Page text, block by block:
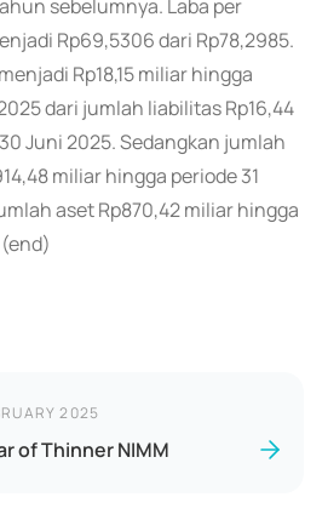
sebelumnya. Laba per
Rp69,5306 dari Rp78,2985.
Rp18,15 miliar hingga
dari jumlah liabilitas Rp16,44
Juni 2025. Sedangkan jumlah
miliar hingga periode 31
aset Rp870,42 miliar hingga
2025
of Thinner NIMM